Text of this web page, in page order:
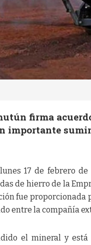
firma
importante
17 de febrero
de hierro de la
fue proporcionada
entre la compañía
el mineral y